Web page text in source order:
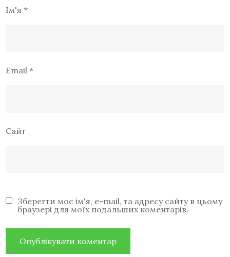
Ім'я*
Email*
Сайт
Зберегти моє ім'я, e-mail, та адресу сайту в цьому
браузері для моїх подальших коментарів.